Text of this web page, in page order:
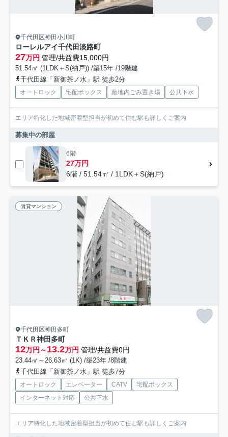
千代田区神田小川町
ローレルアイ千代田淡路町
27万円 管理/共益費15,000円
51.54㎡ (1LDK＋S(納戸)) /築15年 /19階建
千代田線「新御茶ノ水」駅 徒歩2分
オートロック 宅配ボックス 敷地内ごみ置き場 公共下水
エリア特化した地域密着型担当が初めて住む駅も詳しくご案内
募集中の部屋
6階
27万円
6階 / 51.54㎡ / 1LDK＋S(納戸)
賃貸マンション
千代田区神田多町
ＴＫＲ神田多町
12万円～13.2万円 管理/共益費0円
23.44㎡～26.63㎡ (1K) /築23年 /8階建
千代田線「新御茶ノ水」駅 徒歩7分
オートロック エレベーター CATV
宅配ボックス
インターネット対応
公共下水
エリア特化した地域密着型担当が初めて住む駅も詳しくご案内